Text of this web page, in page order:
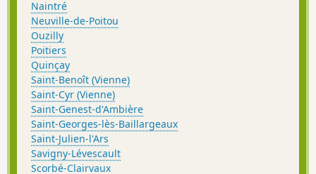
Naintré
Neuville-de-Poitou
Ouzilly
Poitiers
Quinçay
Saint-Benoît (Vienne)
Saint-Cyr (Vienne)
Saint-Genest-d'Ambière
Saint-Georges-lès-Baillargeaux
Saint-Julien-l'Ars
Savigny-Lévescault
Scorbé-Clairvaux